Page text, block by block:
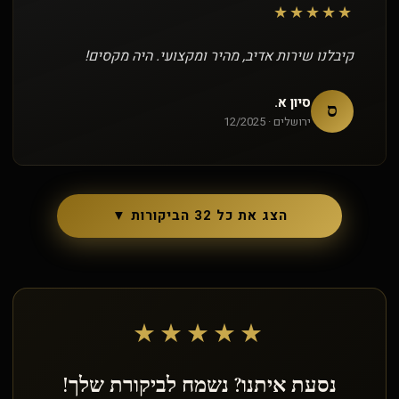
★★★★★
קיבלנו שירות אדיב, מהיר ומקצועי. היה מקסים!
ס סיון א.
ירושלים · 12/2025
הצג את כל 32 הביקורות ▼
★★★★★
נסעת איתנו? נשמח לביקורת שלך!